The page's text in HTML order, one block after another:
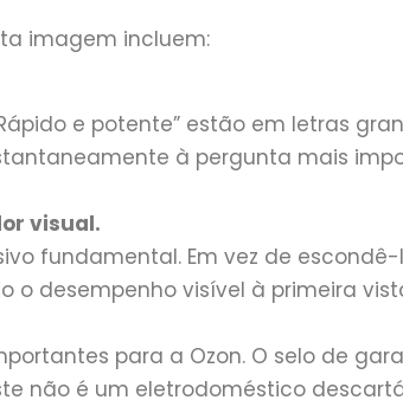
imagem incluem:
e potente” estão em letras
à pergunta mais
visual.
fundamental. Em vez de escondê-
o desempenho visível à primeira
para a Ozon. O selo de
não é um eletrodoméstico